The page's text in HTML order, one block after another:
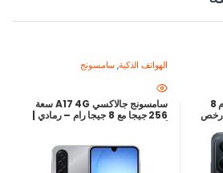
شاومي ريدمي 15C 4G – رام 8
– ارخص
الهواتف الذكية,سامسونج
سامسونج جالاكسي A17 4G سعة
256 جيجا مع 8 جيجا رام – رمادي |